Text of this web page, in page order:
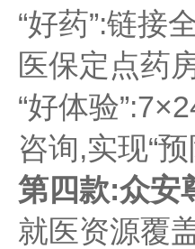
“好药”:链接
医保定点药
“好体验
咨询,实现“
第四款:众安
就医资源